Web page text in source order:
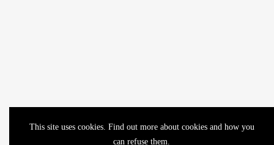
This site uses cookies. Find out more about cookies and how you
can refuse them.